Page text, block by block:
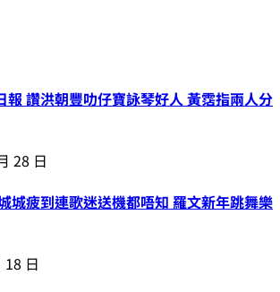
報 讚洪朝豐叻仔寶詠琴好人 黃霑指兩人分
28 日
城疲到連歌迷送機都唔知 羅文新年跳舞樂
18 日